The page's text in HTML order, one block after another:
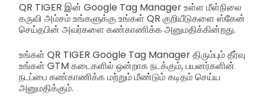
QR TIGER இன் Google Tag Manager உள்ள மீள்நிலை
கருவி அம்சம் உங்களுக்கு உங்கள் QR குறியீடுகளை ஸ்கேன்
செய்தபின் அவர்களை கண்காணிக்க அனுமதிக்கின்றது.
உங்கள் QR TIGER Google Tag Manager திரும்பும் தீர்வு
உங்கள் GTM கடைகளில் ஒன்றாக நடக்கும், பயனர்களின்
நடப்பை கண்காணிக்க மற்றும் மீண்டும் கடிதம் செய்ய
அனுமதிக்கும்.